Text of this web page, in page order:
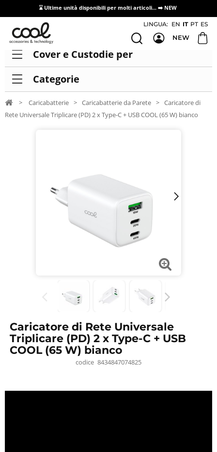
⌛ Ultime unità disponibili per molti articoli... ➡️ NEW
Accesso/registrazione distributori
LINGUA: EN IT PT ES
NEW
Cover e Custodie per
Categorie
> Caricabatterie > Caricabatterie da Parete > Caricatore di
Rete Universale Triplicare (PD) 2 x Type-C + USB COOL (65 W) bianco
Caricatore di Rete Universale
Triplicare (PD) 2 x Type-C + USB
COOL (65 W) bianco
codice 8434847074825